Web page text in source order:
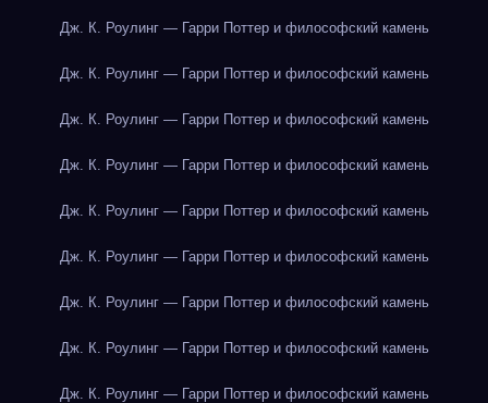
Дж. К. Роулинг — Гарри Поттер и философский камень
Дж. К. Роулинг — Гарри Поттер и философский камень
Дж. К. Роулинг — Гарри Поттер и философский камень
Дж. К. Роулинг — Гарри Поттер и философский камень
Дж. К. Роулинг — Гарри Поттер и философский камень
Дж. К. Роулинг — Гарри Поттер и философский камень
Дж. К. Роулинг — Гарри Поттер и философский камень
Дж. К. Роулинг — Гарри Поттер и философский камень
Дж. К. Роулинг — Гарри Поттер и философский камень